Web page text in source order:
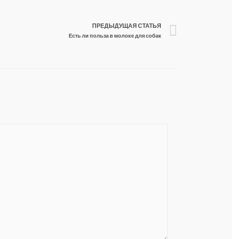
ПРЕДЫДУЩАЯ СТАТЬЯ
Есть ли польза в молоке для собак